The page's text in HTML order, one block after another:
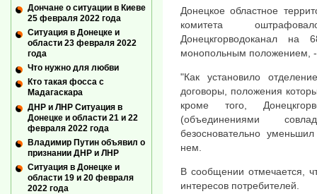
Донецкое областное
комитета
Донецкгорводоканал на
монопольным положением,
"Как установило
договоры, положения
кроме того,
(объединениями
безосновательно
нем.
В сообщении отмечается,
интересов потребителей.
Дончане о ситуации в Киеве
25 февраля 2022 года
Ситуация в Донецке и
области 23 февраля 2022
года
Что нужно для любви
Кто такая фосса с
Мадагаскара
ДНР и ЛНР Ситуация в
Донецке и области 21 и 22
февраля 2022 года
Владимир Путин объявил о
признании ДНР и ЛНР
Ситуация в Донецке и
области 19 и 20 февраля
2022 года